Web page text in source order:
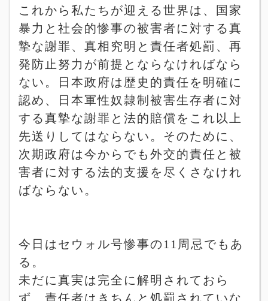
これから私たちが迎える世界は、国家
暴力と社会的惨事の被害者に対する真
摯な謝罪、真相究明と責任者処罰、再
発防止努力が前提とならなければなら
ない。日本政府は歴史的責任を明確に
認め、日本軍性奴隷制被害生存者に対
する真摯な謝罪と法的賠償をこれ以上
先送りしてはならない。そのために、
次期政府は今からでも外交的責任と被
害者に対する法的支援を尽くさなけれ
ばならない。
今日はセウォル号惨事の11 周忌でもあ
る。
未だに真実は完全に解明されておら
ず、責任者はきちんと処罰されていな